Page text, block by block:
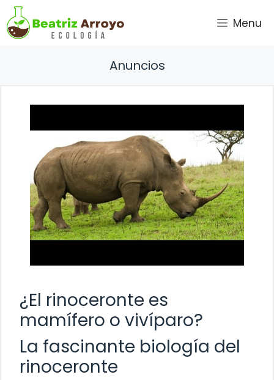
Saltar
al
contenido
Menu
Anuncios
¿El rinoceronte es
mamífero o vivíparo?
La fascinante biología del
rinoceronte